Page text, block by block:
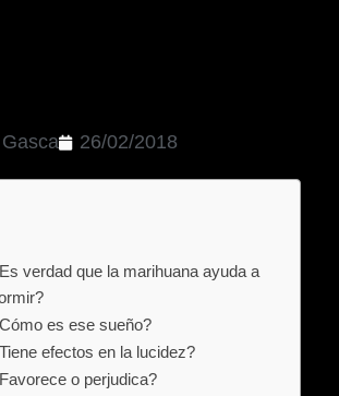
26/02/2018
verdad que la marihuana ayuda a
es ese sueño?
efectos en la lucidez?
o perjudica?